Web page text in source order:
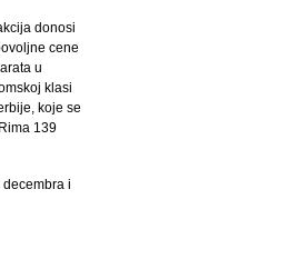
donosi
cene
u
klasi
koje se
139
i